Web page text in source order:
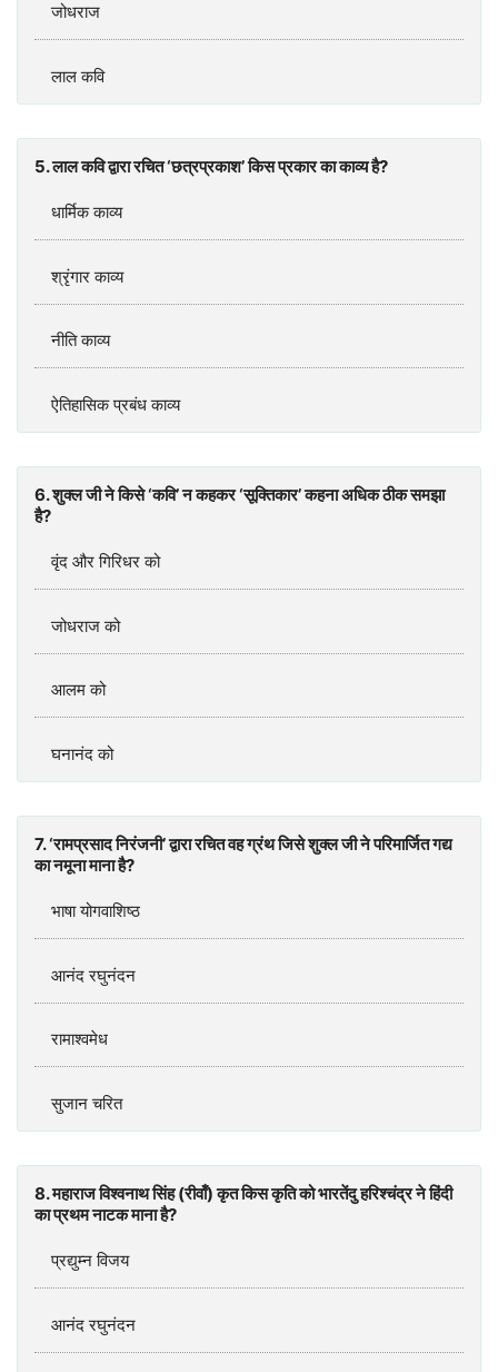
जोधराज
लाल कवि
5. लाल कवि द्वारा रचित ‘छत्रप्रकाश’ किस प्रकार का काव्य है?
धार्मिक काव्य
श्रृंगार काव्य
नीति काव्य
ऐतिहासिक प्रबंध काव्य
6. शुक्ल जी ने किसे ‘कवि’ न कहकर ‘सूक्तिकार’ कहना अधिक ठीक समझा
है?
वृंद और गिरिधर को
जोधराज को
आलम को
घनानंद को
7. ‘रामप्रसाद निरंजनी’ द्वारा रचित वह ग्रंथ जिसे शुक्ल जी ने परिमार्जित गद्य
का नमूना माना है?
भाषा योगवाशिष्ठ
आनंद रघुनंदन
रामाश्वमेध
सुजान चरित
8. महाराज विश्वनाथ सिंह (रीवाँ) कृत किस कृति को भारतेंदु हरिश्चंद्र ने हिंदी
का प्रथम नाटक माना है?
प्रद्युम्न विजय
आनंद रघुनंदन